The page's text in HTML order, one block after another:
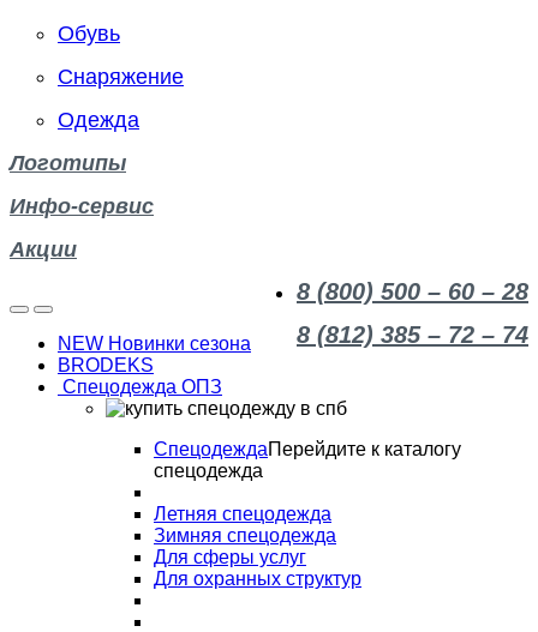
Обувь
Снаряжение
Одежда
Логотипы
Инфо-сервис
Акции
8 (800) 500 – 60 – 28
8 (812) 385 – 72 – 74
NEW Новинки сезона
BRODEKS
Спецодежда ОПЗ
СпецодеждаПерейдите к каталогу
спецодежда
Летняя спецодежда
Зимняя спецодежда
Для сферы услуг
Для охранных структур